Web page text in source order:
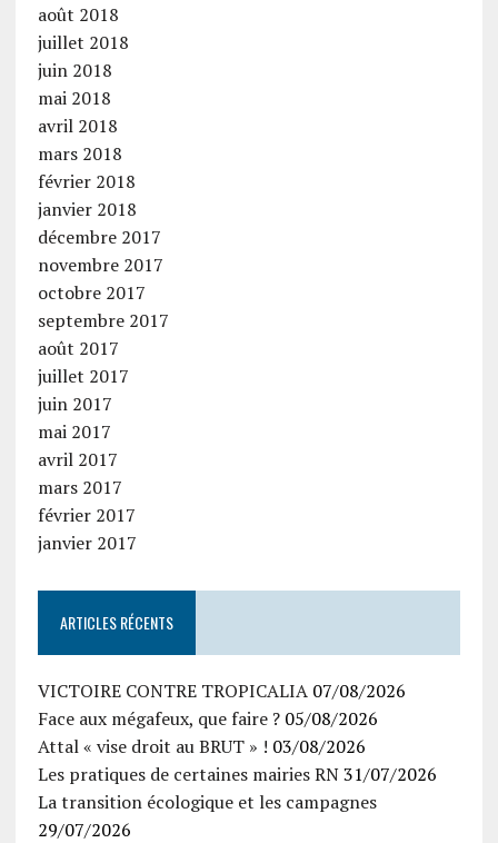
août 2018
juillet 2018
juin 2018
mai 2018
avril 2018
mars 2018
février 2018
janvier 2018
décembre 2017
novembre 2017
octobre 2017
septembre 2017
août 2017
juillet 2017
juin 2017
mai 2017
avril 2017
mars 2017
février 2017
janvier 2017
ARTICLES RÉCENTS
VICTOIRE CONTRE TROPICALIA 07/08/2026
Face aux mégafeux, que faire ? 05/08/2026
Attal « vise droit au BRUT » ! 03/08/2026
Les pratiques de certaines mairies RN 31/07/2026
La transition écologique et les campagnes
29/07/2026